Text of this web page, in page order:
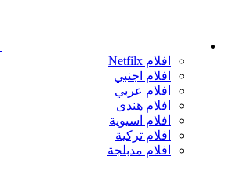
افلام Netfilx
افلام اجنبي
افلام عربي
افلام هندى
افلام اسيوية
افلام تركية
افلام مدبلجة